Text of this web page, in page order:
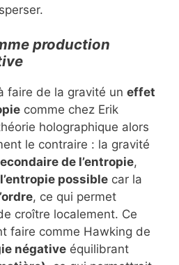
production
faire de la gravité un effet
comme chez Erik
holographique alors
le contraire : la gravité
de l’entropie,
possible car la
, ce qui permet
croître localement. Ce
faire comme Hawking de
négative équilibrant